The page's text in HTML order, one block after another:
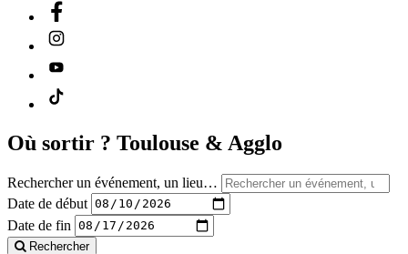
Où sortir ? Toulouse & Agglo
Rechercher un événement, un lieu…
Date de début
Date de fin
Rechercher